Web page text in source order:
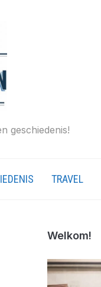
geschiedenis!
TRAVEL
Welkom!